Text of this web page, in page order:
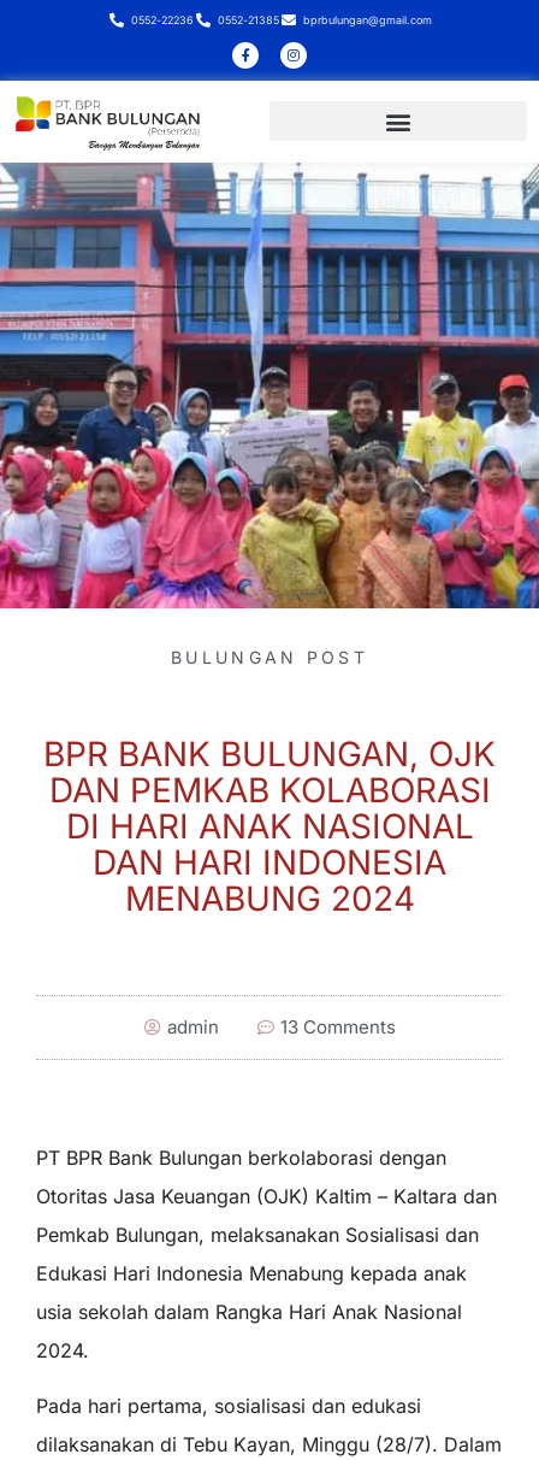
0552-22236 0552-21385 bprbulungan@gmail.com
BULUNGAN POST
BPR BANK BULUNGAN, OJK
DAN PEMKAB KOLABORASI
DI HARI ANAK NASIONAL
DAN HARI INDONESIA
MENABUNG 2024
admin 13 Comments
PT BPR Bank Bulungan berkolaborasi dengan
Otoritas Jasa Keuangan (OJK) Kaltim – Kaltara dan
Pemkab Bulungan, melaksanakan Sosialisasi dan
Edukasi Hari Indonesia Menabung kepada anak
usia sekolah dalam Rangka Hari Anak Nasional
2024.
Pada hari pertama, sosialisasi dan edukasi
dilaksanakan di Tebu Kayan, Minggu (28/7). Dalam